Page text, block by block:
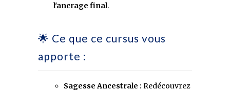
l'ancrage final.
🌟 Ce que ce cursus vous
apporte :
Sagesse Ancestrale : Redécouvrez